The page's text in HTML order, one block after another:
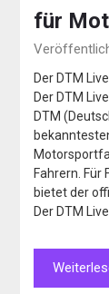
für
Der DTM
Der DTM
DTM
Fahrern. Für
bietet der
Der DTM